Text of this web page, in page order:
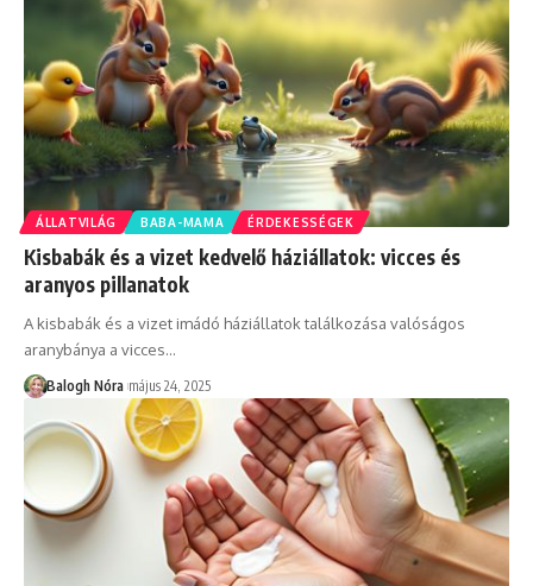
ÁLLATVILÁG BABA-MAMA ÉRDEKESSÉGEK
Kisbabák és a vizet kedvelő háziállatok: vicces és
aranyos pillanatok
A kisbabák és a vizet imádó háziállatok találkozása valóságos
aranybánya a vicces…
Balogh Nóra május 24, 2025